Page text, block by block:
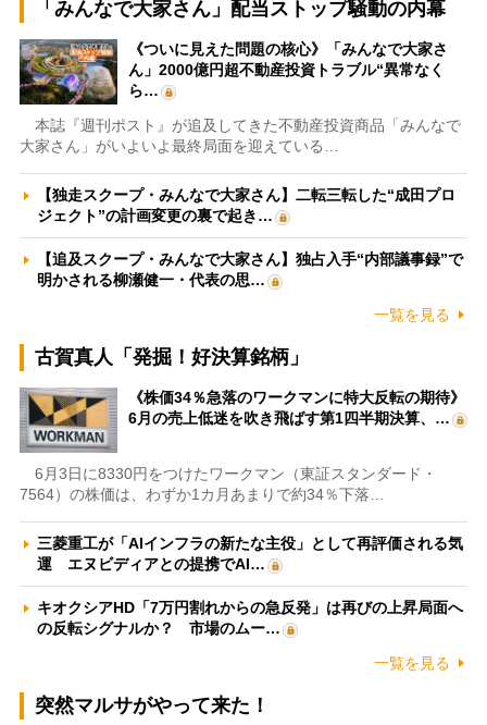
「みんなで大家さん」配当ストップ騒動の内幕
《ついに見えた問題の核心》「みんなで大家さ
ん」2000億円超不動産投資トラブル“異常なく
ら…
本誌『週刊ポスト』が追及してきた不動産投資商品「みんなで
大家さん」がいよいよ最終局面を迎えている…
【独走スクープ・みんなで大家さん】二転三転した“成田プロ
ジェクト”の計画変更の裏で起き…
【追及スクープ・みんなで大家さん】独占入手“内部議事録”で
明かされる柳瀬健一・代表の思…
一覧を見る
古賀真人「発掘！好決算銘柄」
《株価34％急落のワークマンに特大反転の期待》
6月の売上低迷を吹き飛ばす第1四半期決算、…
6月3日に8330円をつけたワークマン（東証スタンダード・
7564）の株価は、わずか1カ月あまりで約34％下落…
三菱重工が「AIインフラの新たな主役」として再評価される気
運 エヌビディアとの提携でAI…
キオクシアHD「7万円割れからの急反発」は再びの上昇局面へ
の反転シグナルか？ 市場のムー…
一覧を見る
突然マルサがやって来た！